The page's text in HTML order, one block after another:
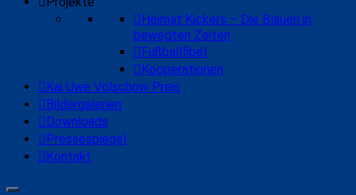
Heimat Kickers – Die Blauen in
bewegten Zeiten
Fußballfibel
Kooperationen
Kai Uwe Völschow Preis
Bildergalerien
Downloads
Pressespiegel
Kontakt